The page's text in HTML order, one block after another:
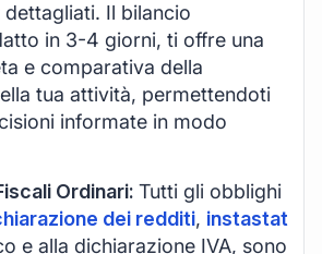
Il bilancio
in 3-4 giorni, ti offre una
e comparativa della
tua attività, permettendoti
informate in modo
Ordinari: Tutti gli obblighi
dei redditi, instastat
e alla dichiarazione IVA, sono